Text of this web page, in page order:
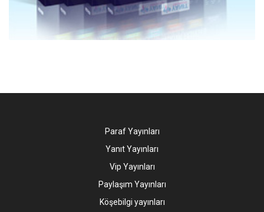
Paraf Yayınları
Yanıt Yayınları
Vip Yayınları
Paylaşım Yayınları
Köşebilgi yayınları